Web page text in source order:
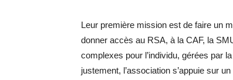
Leur première mission est de faire un
donner accès au RSA, à la CAF, la
complexes pour l’individu, gérées par
justement, l’association s’appuie sur